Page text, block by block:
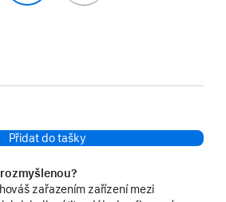
Přidat do tašky
zařazením zařízení mezi